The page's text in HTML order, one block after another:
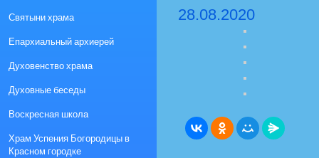
28.08.2020
Святыни храма
Епархиальный архиерей
Духовенство храма
Духовные беседы
Воскресная школа
Храм Успения Богородицы в
Красном городке